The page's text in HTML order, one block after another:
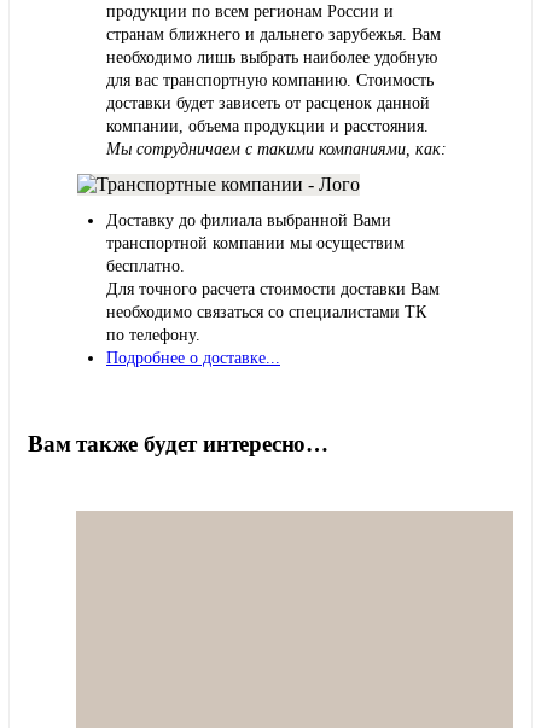
продукции по всем регионам России и
странам ближнего и дальнего зарубежья. Вам
необходимо лишь выбрать наиболее удобную
для вас транспортную компанию. Стоимость
доставки будет зависеть от расценок данной
компании, объема продукции и расстояния.
Мы сотрудничаем с такими компаниями, как:
Доставку до филиала выбранной Вами
транспортной компании мы осуществим
бесплатно.
Для точного расчета стоимости доставки Вам
необходимо связаться со специалистами ТК
по телефону.
Подробнее о доставке...
Вам также будет интересно…